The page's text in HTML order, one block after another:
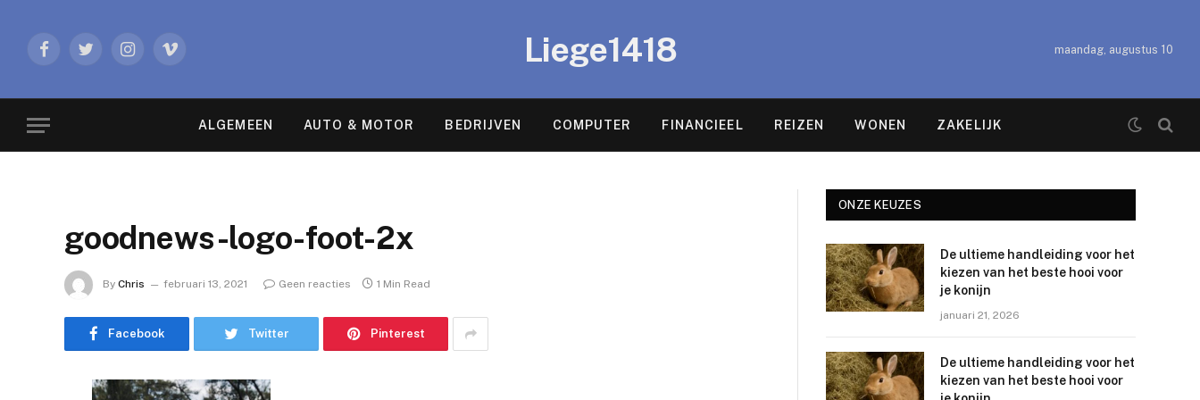
FacebookTwitterInstagramVimeo Liege1418 maandag, augustus 10
ALGEMEEN AUTO & MOTOR BEDRIJVEN COMPUTER FINANCIEEL REIZEN WONEN ZAKELIJK
goodnews-logo-foot-2x
By Chris februari 13, 2021 Geen reacties 1 Min Read
Facebook Twitter Pinterest
ONZE KEUZES
De ultieme handleiding voor het
kiezen van het beste hooi voor
je konijn
januari 21, 2026
De ultieme handleiding voor het
kiezen van het beste hooi voor